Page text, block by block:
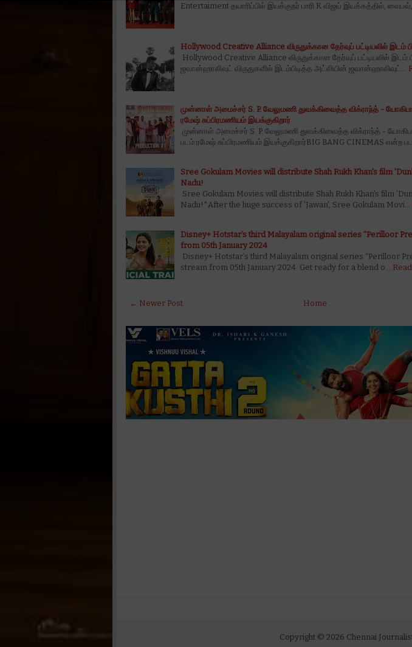
Entertaiment தயாரிப்பில் இயக்குநர் பாரி K விஜய் இயக்கத்தில்,
Hollywood Creative Alliance விருதுக்கான தேர்வுப் பட்டியலில் இடம்
Hollywood Creative Alliance விருதுக்கான தேர்வுப் பட்டியலில் இடம்
ஜவான்ஹாலிவுட் விருதுகளில் இடம்பிடித்த அட்லியின் ஜவான்ஹாலிவுட்…
முன்னாள் அமைச்சர் S. P. வேலுமணி துவக்கிவைத்த விக்ராந்த் - யோகிபாபு
ரமேஷ் சுப்பிரமணியம் இயக்குகிறார்
முன்னாள் அமைச்சர் S. P. வேலுமணி துவக்கிவைத்த விக்ராந்த் - யோகிபாபு
படம்.ரமேஷ் சுப்பிரமணியம் இயக்குகிறார்BIG BANG CINEMAS என்ற
Sree Gokulam Movies will distribute Shah Rukh Khan's film
Nadu!
Sree Gokulam Movies will distribute Shah Rukh Khan's film
Nadu!*After the huge success of 'Jawan', Sree Gokulam Movi…
Disney+ Hotstar’s third Malayalam original series “Perilloor
from 05th January 2024
Disney+ Hotstar’s third Malayalam original series “Perilloor
stream from 05th January 2024 Get ready for a blend o…
← Newer Post Home
Copyright © 2026 Chennai